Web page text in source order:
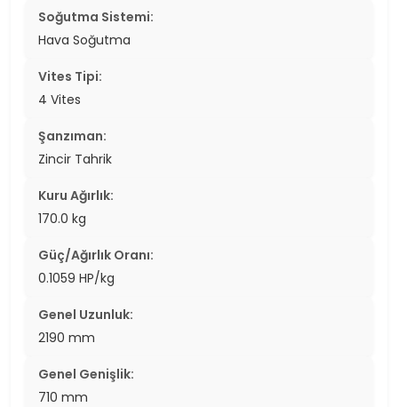
Soğutma Sistemi:
Hava Soğutma
Vites Tipi:
4 Vites
Şanzıman:
Zincir Tahrik
Kuru Ağırlık:
170.0 kg
Güç/Ağırlık Oranı:
0.1059 HP/kg
Genel Uzunluk:
2190 mm
Genel Genişlik:
710 mm